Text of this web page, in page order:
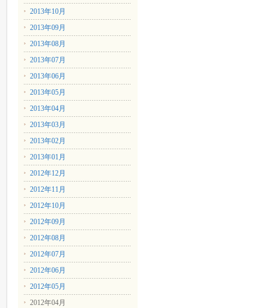
2013年10月
2013年09月
2013年08月
2013年07月
2013年06月
2013年05月
2013年04月
2013年03月
2013年02月
2013年01月
2012年12月
2012年11月
2012年10月
2012年09月
2012年08月
2012年07月
2012年06月
2012年05月
2012年04月